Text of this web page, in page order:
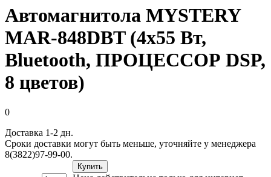
Автомагнитола MYSTERY
MAR-848DBT (4х55 Вт,
Bluetooth, ПРОЦЕССОР DSP,
8 цветов)
0
Доставка 1-2 дн.
Сроки доставки могут быть меньше, уточняйте у менеджера
8(3822)97-99-00.
Купить